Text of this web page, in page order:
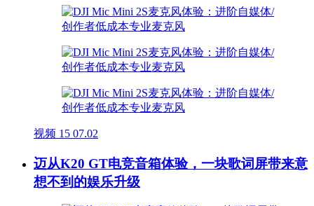
视频 15 07.02
迈从K20 GT电竞音箱体验，一块歌词屏带来意
想不到的娱乐升级